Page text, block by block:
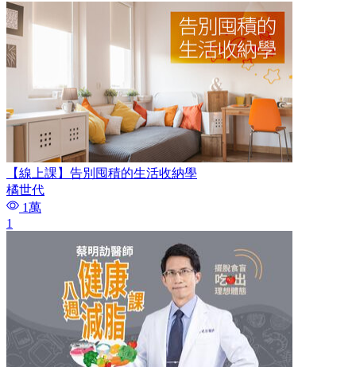
【線上課】告別囤積的生活收納學
橘世代
1萬
1